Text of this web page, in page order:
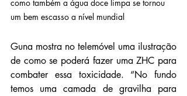
como também a água doce limpa se tornou
um bem escasso a nível mundial
Guna mostra no telemóvel uma ilustração
de como se poderá fazer uma ZHC para
combater essa toxicidade. “No fundo
temos uma camada de gravilha para